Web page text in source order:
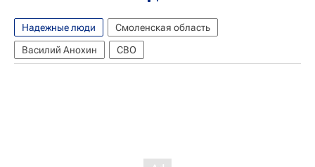
Надежные люди
Смоленская область
Василий Анохин
СВО